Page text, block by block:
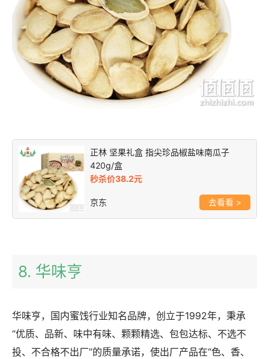
正林 坚果礼盒 指尖珍品椒盐味南瓜子
420g/盒
秒杀价38.2元
京东 >
8. 华味亨
华味亨，国内蜜饯行业知名品牌，创立于1992年，秉承
“优质、品新、味中有味、颗颗精选、包包达标、不选不
投、不合格不出厂”的质量承诺，使出厂产品在“色、香、